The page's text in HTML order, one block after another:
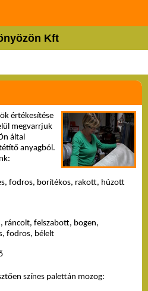
Kft
értékesítése
megvarrjuk
által
anyagból.
fodros, borítékos, rakott, húzott
ráncolt, felszabott, bogen,
fodros, bélelt
színes palettán mozog: